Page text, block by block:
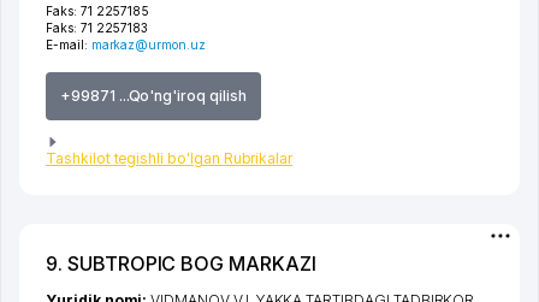
Faks: 71 2257185
Faks: 71 2257183
E-mail: markaz@urmon.uz
+99871 ...Qo'ng'iroq qilish
Tashkilot tegishli bo'lgan Rubrikalar
9. SUBTROPIC BOG MARKAZI